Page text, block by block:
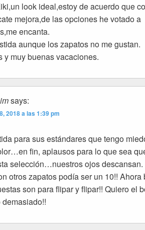
look ideal,estoy de acuerdo que
mejora,de las opciones he votado a
encanta.
aunque los zapatos no me gustan.
y muy buenas vacaciones.
says:
2018 a las 1:39 pm
para sus estándares que tengo
fin, aplausos para lo que sea
selección…nuestros ojos descansan.
otros zapatos podía ser un 10!! Ahora
son para flipar y flipar!! Quiero el